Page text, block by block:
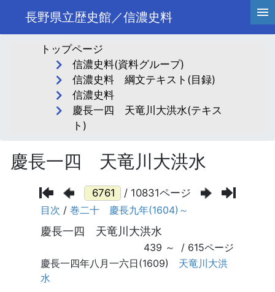
長野県立歴史館／信濃史料
トップページ
信濃史料(資料グループ)
信濃史料 綱文テキスト(目録)
信濃史料
慶長一四 天竜川大洪水(テキス
ト)
慶長一四 天竜川大洪水
/ 10831ページ